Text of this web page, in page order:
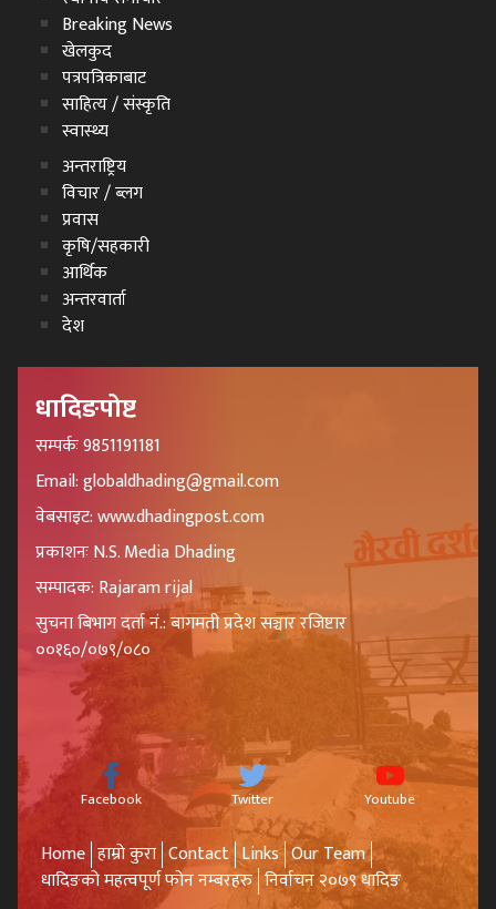
Breaking News
खेलकुद
पत्रपत्रिकाबाट
साहित्य / संस्कृति
स्वास्थ्य
अन्तराष्ट्रिय
विचार / ब्लग
प्रवास
कृषि/सहकारी
आर्थिक
अन्तरवार्ता
देश
धादिङपोष्ट
सम्पर्कः 9851191181
Email: globaldhading@gmail.com
वेबसाइट: www.dhadingpost.com
प्रकाशनः N.S. Media Dhading
सम्पादक: Rajaram rijal
सुचना बिभाग दर्ता नं.: बागमती प्रदेश सञ्चार रजिष्टार
००१६०/०७९/०८०
Facebook Twitter Youtube
Home हाम्रो कुरा Contact Links Our Team
धादिङको महत्वपूर्ण फोन नम्बरहरु निर्वाचन २०७९ धादिङ